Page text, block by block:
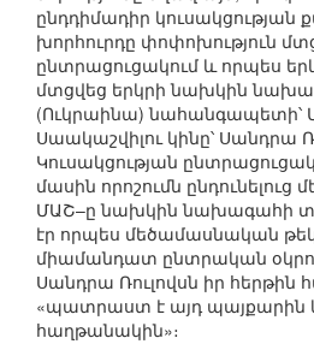
ընդդիմադիր
խորհուրդը փոփոխություն
ընտրացուցակում և որպես
մտցվեց երկրի նախկին
(Ուկրաինա) նահանգապետի՝
Սաակաշվիլու կինը՝ Սանդրա
Կուսակցության
մասին որոշումն
ՄԱՇ–ը նախկին նախագահի
էր որպես մեծամասնական
միամանդատ ընտրական
Սանդրա Ռուլովսն իր հերթին
«պատրաստ է այդ պայքարին
հաղթանակին»։